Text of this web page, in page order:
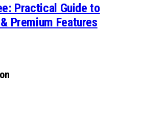
Practical Guide to
Premium Features